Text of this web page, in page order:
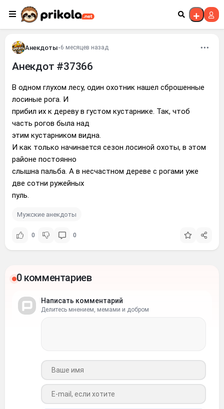
Перейти к контенту
Анекдоты•6 месяцев назад
Анекдот #37366
В одном глухом лесу, один охотник нашел сброшенные
лосиные рога. И
прибил их к дереву в густом кустарнике. Так, чтоб
часть рогов была над
этим кустарником видна.
И как только начинается сезон лосиной охоты, в этом
районе постоянно
слышна пальба. А в несчастном дереве с рогами уже
две сотни ружейных
пуль.
Мужские анекдоты
0 0
0 комментариев
Написать комментарий
Делитесь мнением, мемами и добром
Ваше имя
Ваш e-mail